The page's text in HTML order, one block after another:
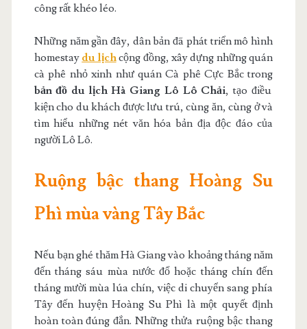
công rất khéo léo.
Những năm gần đây, dân bản đã phát triển mô hình
homestay du lịchcộng đồng, xây dựng những quán
cà phê nhỏ xinh như quán Cà phê Cực Bắc trong
bản đồ du lịch Hà Giang Lô Lô Chải, tạo điều
kiện cho du khách được lưu trú, cùng ăn, cùng ở và
tìm hiểu những nét văn hóa bản địa độc đáo của
người Lô Lô.
Ruộng bậc thang Hoàng Su
Phì mùa vàng Tây Bắc
Nếu bạn ghé thăm Hà Giang vào khoảng tháng năm
đến tháng sáu mùa nước đổ hoặc tháng chín đến
tháng mười mùa lúa chín, việc di chuyển sang phía
Tây đến huyện Hoàng Su Phì là một quyết định
hoàn toàn đúng đắn. Những thửa ruộng bậc thang